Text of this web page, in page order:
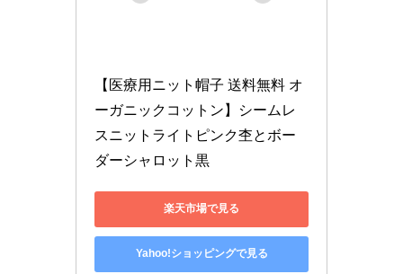
【医療用ニット帽子 送料無料 オ
ーガニックコットン】シームレ
スニットライトピンク杢とボー
ダーシャロット黒
楽天市場で見る
Yahoo!ショッピングで見る